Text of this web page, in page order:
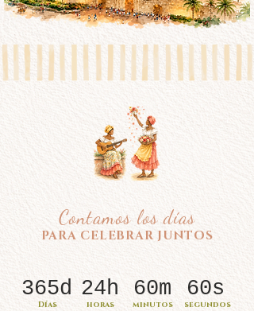
Contamos los días
PARA CELEBRAR JUNTOS
Días horas minutos segundos
365d 24h 60m 60s